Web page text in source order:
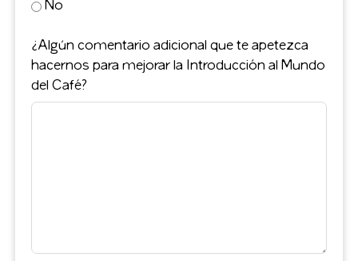
No
¿Algún comentario adicional que te apetezca
hacernos para mejorar la Introducción al Mundo
del Café?